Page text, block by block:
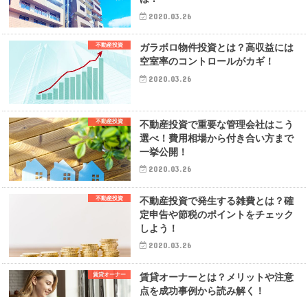
2020.03.26
不動産投資
ガラボロ物件投資とは？高収益には
空室率のコントロールがカギ！
2020.03.26
不動産投資
不動産投資で重要な管理会社はこう
選べ！費用相場から付き合い方まで
一挙公開！
2020.03.26
不動産投資
不動産投資で発生する雑費とは？確
定申告や節税のポイントをチェック
しよう！
2020.03.26
賃貸オーナー
賃貸オーナーとは？メリットや注意
点を成功事例から読み解く！